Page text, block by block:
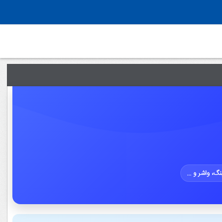
واشر و ...